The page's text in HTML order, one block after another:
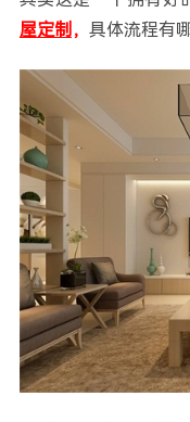
屋定制， 具体流程有